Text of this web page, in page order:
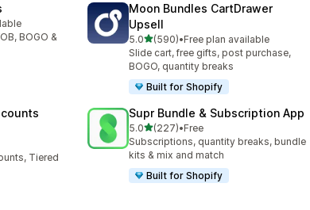
BOGO &
Moon Bundles CartDrawer
Upsell
5.05つ星中
(590)
合計レビュー数：590件
•Free plan available
Slide cart, free gifts, post purchase,
BOGO, quantity breaks
Built for Shopify
Tiered
Supr Bundle & Subscription App
5.05つ星中
(227)
合計レビュー数：227件
•Free
Subscriptions, quantity breaks, bundle
kits & mix and match
Built for Shopify